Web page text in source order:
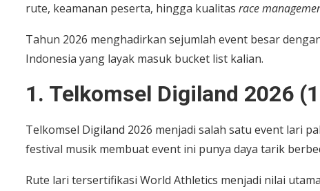
rute, keamanan peserta, hingga kualitas race
Tahun 2026 menghadirkan sejumlah event besar
Indonesia yang layak masuk bucket list kalian.
1. Telkomsel Digiland 2026
Telkomsel Digiland 2026 menjadi salah satu event lari
festival musik membuat event ini punya daya tarik
Rute lari tersertifikasi World Athletics menjadi nilai